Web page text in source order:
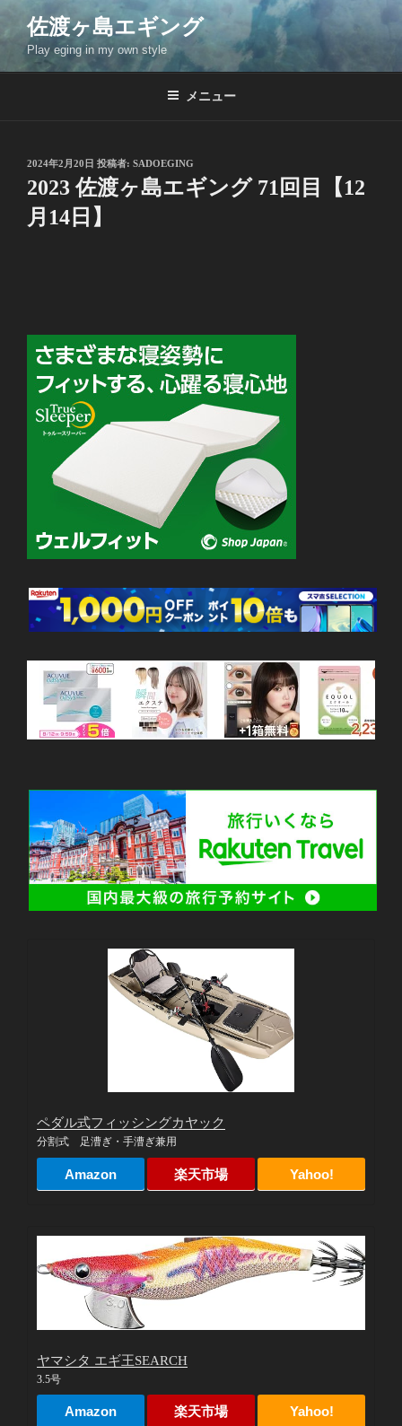
コ
ン
ン
佐渡ヶ島エギング
Play eging in my own style
メニュー
投
稿
日:
2024年2月20日 投稿者: SADOEGING
2023 佐渡ヶ島エギング 71回目【12
月14日】
ペダル式フィッシングカヤック
分割式 足漕ぎ・手漕ぎ兼用
Amazon 楽天市場 Yahoo!
ヤマシタ エギ王SEARCH
3.5号
Amazon 楽天市場 Yahoo!